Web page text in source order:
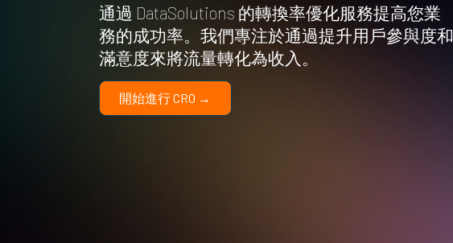
通過 DataSolutions 的轉換率優化服務提高您業
務的成功率。我們專注於通過提升用戶參與度和
滿意度來將流量轉化為收入。
開始進行 CRO →